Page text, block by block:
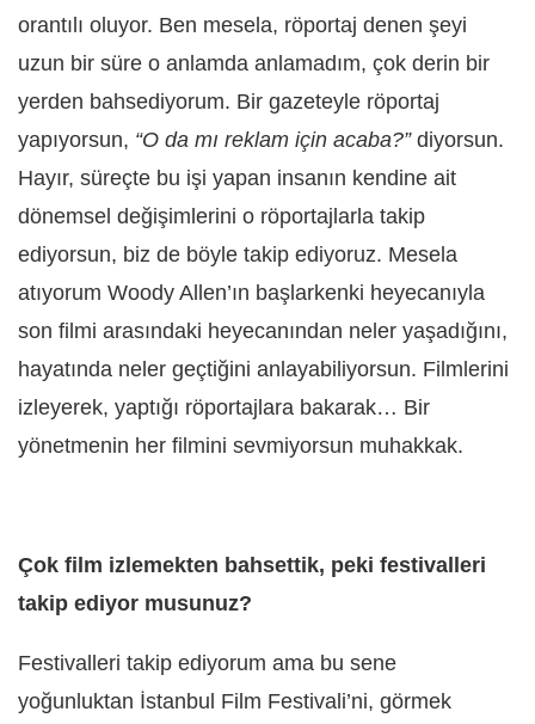
orantılı oluyor. Ben mesela, röportaj denen şeyi
uzun bir süre o anlamda anlamadım, çok derin bir
yerden bahsediyorum. Bir gazeteyle röportaj
yapıyorsun, “O da mı reklam için acaba?”diyorsun.
Hayır, süreçte bu işi yapan insanın kendine ait
dönemsel değişimlerini o röportajlarla takip
ediyorsun, biz de böyle takip ediyoruz. Mesela
atıyorum Woody Allen’ın başlarkenki heyecanıyla
son filmi arasındaki heyecanından neler yaşadığını,
hayatında neler geçtiğini anlayabiliyorsun. Filmlerini
izleyerek, yaptığı röportajlara bakarak… Bir
yönetmenin her filmini sevmiyorsun muhakkak.
Çok film izlemekten bahsettik, peki festivalleri
takip ediyor musunuz?
Festivalleri takip ediyorum ama bu sene
yoğunluktan İstanbul Film Festivali’ni, görmek